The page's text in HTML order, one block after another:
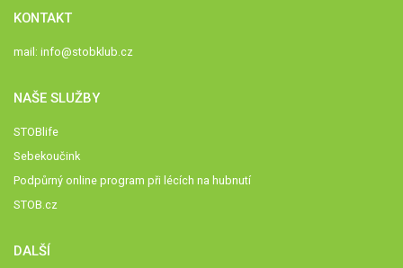
KONTAKT
mail: info@stobklub.cz
NAŠE SLUŽBY
STOBlife
Sebekoučink
Podpůrný online program při lécích na hubnutí
STOB.cz
DALŠÍ